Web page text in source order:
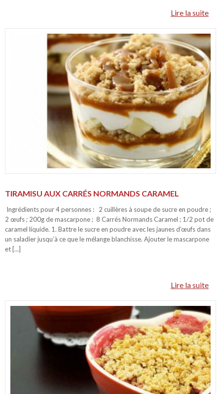
Lire la suite
TIRAMISU AUX CARRÉS NORMANDS CARAMEL
Ingrédients pour 4 personnes : 2 cuillères à soupe de sucre en poudre ;
2 œufs ; 200g de mascarpone ; 8 Carrés Normands Caramel ; 1/2 pot de
caramel liquide. 1. Battre le sucre en poudre avec les jaunes d’œufs dans
un saladier jusqu’à ce que le mélange blanchisse. Ajouter le mascarpone
et [...]
Lire la suite